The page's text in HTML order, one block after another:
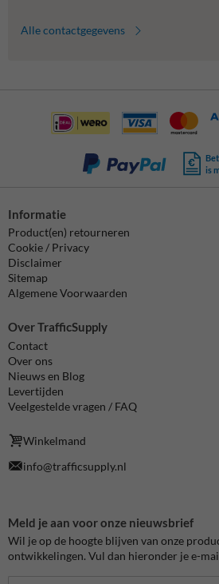
Alle contactgegevens
is
Informatie
Product(en) retourneren
Cookie / Privacy
Disclaimer
Sitemap
Algemene Voorwaarden
Over TrafficSupply
Contact
Over ons
Nieuws en Blog
Levertijden
Veelgestelde vragen / FAQ
Winkelmand
info@trafficsupply.nl
Meld je aan voor onze nieuwsbrief
Wil je op de hoogte blijven van onze
ontwikkelingen. Vul dan hieronder je e-